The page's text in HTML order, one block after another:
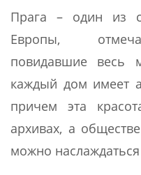
Прага – один из
Европы,
повидавшие весь
каждый дом имеет
причем эта
архивах, а
можно